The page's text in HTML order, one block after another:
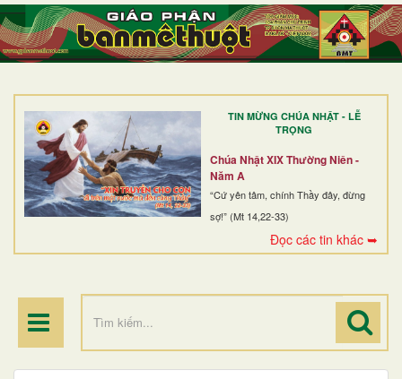
TIN MỪNG CHÚA NHẬT - LỄ
TRỌNG
Chúa Nhật XIX Thường Niên -
Năm A
“Cứ yên tâm, chính Thầy đây, đừng
sợ!” (Mt 14,22-33)
Đọc các tin khác ➥
TRANG NHẤT
GIỚI THIỆU
DÒNG TU
BAN MỤC VỤ
ĐOÀN THỂ CG